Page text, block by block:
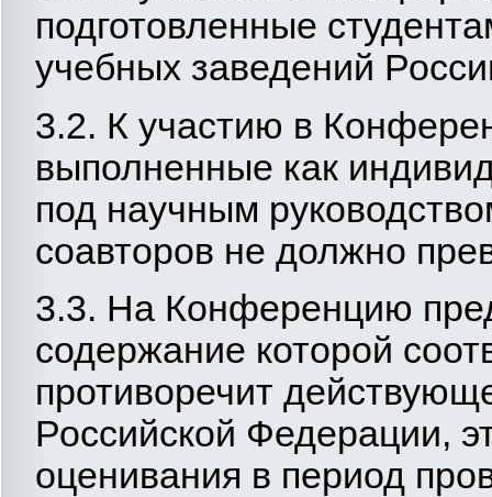
подготовленные
учебных заведений
3.2. К участию в
выполненные как
под научным
соавторов не должно
3.3. На Конференцию
содержание которой
противоречит
Российской Федерации,
оценивания в период